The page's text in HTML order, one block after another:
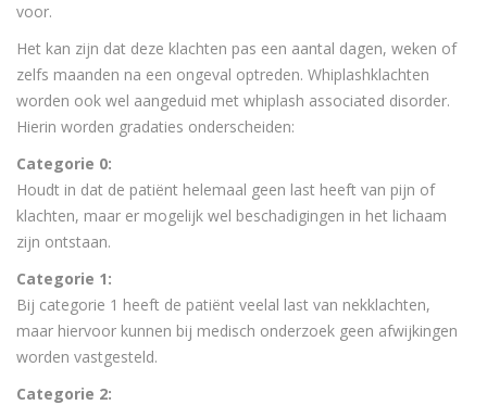
voor.
Het kan zijn dat deze klachten pas een aantal dagen, weken of
zelfs maanden na een ongeval optreden. Whiplashklachten
worden ook wel aangeduid met whiplash associated disorder.
Hierin worden gradaties onderscheiden:
Categorie 0:
Houdt in dat de patiënt helemaal geen last heeft van pijn of
klachten, maar er mogelijk wel beschadigingen in het lichaam
zijn ontstaan.
Categorie 1:
Bij categorie 1 heeft de patiënt veelal last van nekklachten,
maar hiervoor kunnen bij medisch onderzoek geen afwijkingen
worden vastgesteld.
Categorie 2: